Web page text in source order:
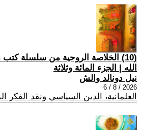
(10) الخلاصة الروحية من سلسلة
الله | الجزء المائة وثلاثة
نيل دونالد والش
2026 / 8 / 6
العلمانية، الدين السياسي ونقد الفكر